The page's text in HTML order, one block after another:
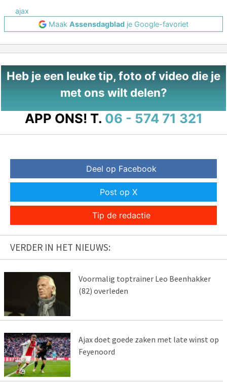
ajax
Maak Assensdagblad je Google-favoriet
Heb je een leuke tip, foto of video die je
met ons wilt delen?
APP ONS! T. 06 - 574 71 321
Deel op Facebook
Post op X
Tip de redactie
VERDER IN HET NIEUWS:
Voormalig toptrainer Leo Beenhakker
(82) overleden
Ajax doet goede zaken met late winst op
Feyenoord